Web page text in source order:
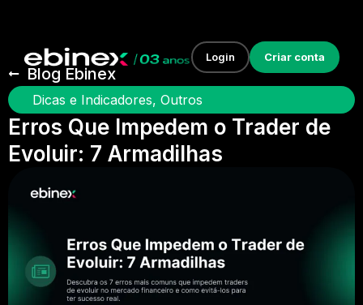
Login Criar conta
Blog Ebinex
Dicas e Indicadores, Outros
Erros Que Impedem o Trader de
Evoluir: 7 Armadilhas